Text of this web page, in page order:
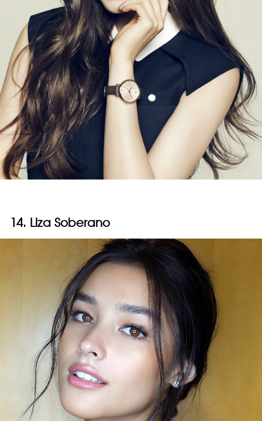
14. Liza Soberano